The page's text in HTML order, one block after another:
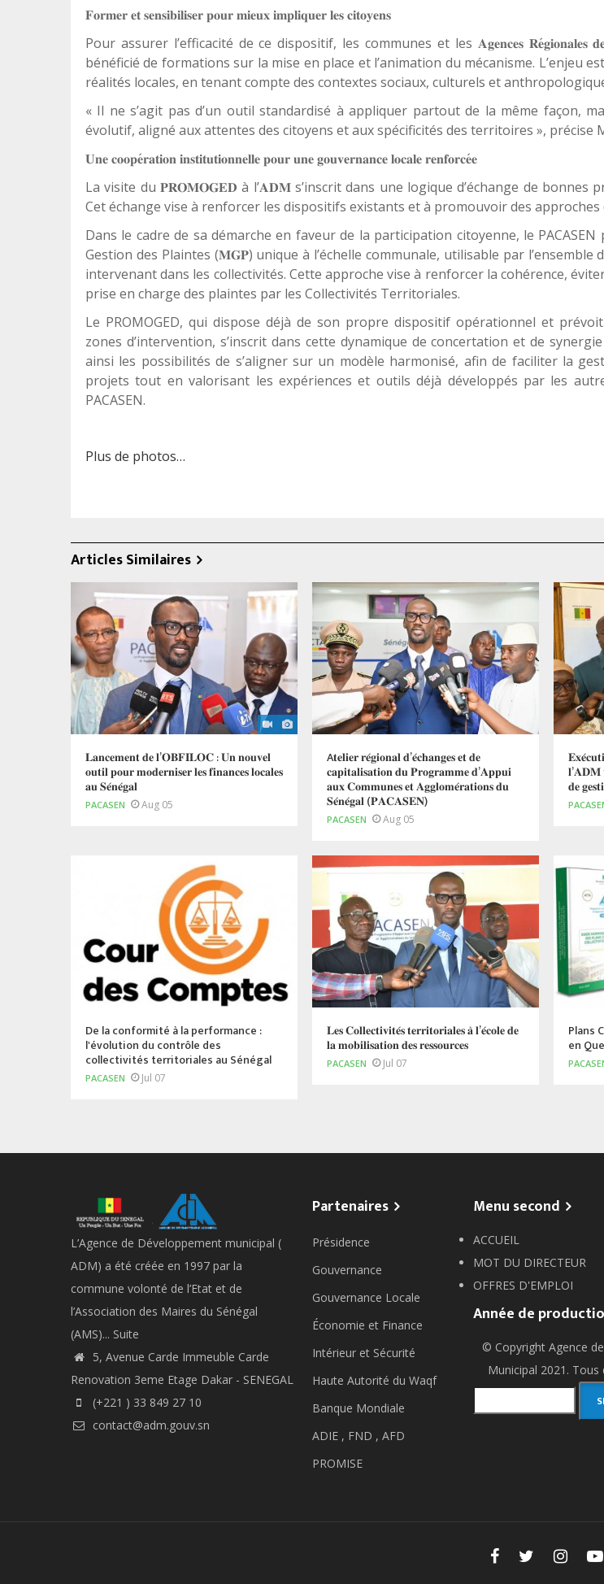
𝐅𝐨𝐫𝐦𝐞𝐫 𝐞𝐭 𝐬𝐞𝐧𝐬𝐢𝐛𝐢𝐥𝐢𝐬𝐞𝐫 𝐩𝐨𝐮𝐫 𝐦𝐢𝐞𝐮𝐱 𝐢𝐦𝐩𝐥𝐢𝐪𝐮𝐞𝐫 𝐥𝐞𝐬 𝐜𝐢𝐭𝐨𝐲𝐞𝐧𝐬
Pour assurer l’efficacité de ce dispositif, les communes et les 𝐀𝐠𝐞𝐧𝐜𝐞𝐬 𝐑𝐞𝐠𝐢𝐨𝐧𝐚𝐥𝐞𝐬
bénéficié de formations sur la mise en place et l’animation du mécanisme. L’enjeu
réalités locales, en tenant compte des contextes sociaux, culturels et
« Il ne s’agit pas d’un outil standardisé à appliquer partout de la même façon,
évolutif, aligné aux attentes des citoyens et aux spécificités des territoires », précise
𝐔𝐧𝐞 𝐜𝐨𝐨𝐩𝐞𝐫𝐚𝐭𝐢𝐨𝐧 𝐢𝐧𝐬𝐭𝐢𝐭𝐮𝐭𝐢𝐨𝐧𝐧𝐞𝐥𝐥𝐞 𝐩𝐨𝐮𝐫 𝐮𝐧𝐞 𝐠𝐨𝐮𝐯𝐞𝐫𝐧𝐚𝐧𝐜𝐞 𝐥𝐨𝐜𝐚𝐥𝐞 𝐫𝐞𝐧𝐟𝐨𝐫𝐜𝐞𝐞
La visite du 𝐏𝐑𝐎𝐌𝐎𝐆𝐄𝐃 à l’𝐀𝐃𝐌s’inscrit dans une logique d’échange de bonnes
Cet échange vise à renforcer les dispositifs existants et à promouvoir des approches
Dans le cadre de sa démarche en faveur de la participation citoyenne, le
Gestion des Plaintes (𝐌𝐆𝐏) unique à l’échelle communale, utilisable par
intervenant dans les collectivités. Cette approche vise à renforcer la cohérence,
prise en charge des plaintes par les Collectivités Territoriales.
Le PROMOGED, qui dispose déjà de son propre dispositif opérationnel et
zones d’intervention, s’inscrit dans cette dynamique de concertation et de
ainsi les possibilités de s’aligner sur un modèle harmonisé, afin de faciliter la
projets tout en valorisant les expériences et outils déjà développés par les
PACASEN.
Plus de photos…
Articles Similaires
𝐋𝐚𝐧𝐜𝐞𝐦𝐞𝐧𝐭 𝐝𝐞 𝐥’𝐎𝐁𝐅𝐈𝐋𝐎𝐂 : 𝐔𝐧 𝐧𝐨𝐮𝐯𝐞𝐥
𝐨𝐮𝐭𝐢𝐥 𝐩𝐨𝐮𝐫 𝐦𝐨𝐝𝐞𝐫𝐧𝐢𝐬𝐞𝐫 𝐥𝐞𝐬 𝐟𝐢𝐧𝐚𝐧𝐜𝐞𝐬 𝐥𝐨𝐜𝐚𝐥𝐞𝐬
𝐚𝐮 𝐒𝐞́𝐧𝐞́𝐠𝐚𝐥
PACASEN Aug 05
A𝐭𝐞𝐥𝐢𝐞𝐫 𝐫𝐞́𝐠𝐢𝐨𝐧𝐚𝐥 𝐝’𝐞́𝐜𝐡𝐚𝐧𝐠𝐞𝐬 𝐞𝐭 𝐝𝐞
𝐜𝐚𝐩𝐢𝐭𝐚𝐥𝐢𝐬𝐚𝐭𝐢𝐨𝐧 𝐝𝐮 𝐏𝐫𝐨𝐠𝐫𝐚𝐦𝐦𝐞 𝐝’𝐀𝐩𝐩𝐮𝐢
𝐚𝐮𝐱 𝐂𝐨𝐦𝐦𝐮𝐧𝐞𝐬 𝐞𝐭 𝐀𝐠𝐠𝐥𝐨𝐦𝐞́𝐫𝐚𝐭𝐢𝐨𝐧𝐬 𝐝𝐮
𝐒𝐞́𝐧𝐞́𝐠𝐚𝐥 (𝐏𝐀𝐂𝐀𝐒𝐄𝐍)
PACASEN Aug 05
𝐥’𝐀𝐃𝐌
𝐝𝐞
De la conformité à la performance :
l'évolution du contrôle des
collectivités territoriales au Sénégal
PACASEN Jul 07
𝐋𝐞𝐬 𝐂𝐨𝐥𝐥𝐞𝐜𝐭𝐢𝐯𝐢𝐭𝐞́𝐬 𝐭𝐞𝐫𝐫𝐢𝐭𝐨𝐫𝐢𝐚𝐥𝐞𝐬 𝐚̀ 𝐥’𝐞́𝐜𝐨𝐥𝐞 𝐝𝐞
𝐥𝐚 𝐦𝐨𝐛𝐢𝐥𝐢𝐬𝐚𝐭𝐢𝐨𝐧 𝐝𝐞𝐬 𝐫𝐞𝐬𝐬𝐨𝐮𝐫𝐜𝐞𝐬
PACASEN Jul 07
Plans
en
L’Agence de Développement municipal (
ADM) a été créée en 1997 par la
commune volonté de l’Etat et de
l’Association des Maires du Sénégal
(AMS)... Suite
5, Avenue Carde Immeuble Carde
Renovation 3eme Etage Dakar - SENEGAL
(+221 ) 33 849 27 10
contact@adm.gouv.sn
Partenaires
Présidence
Gouvernance
Gouvernance Locale
Économie et Finance
Intérieur et Sécurité
Haute Autorité du Waqf
Banque Mondiale
ADIE , FND , AFD
PROMISE
Menu second
ACCUEIL
MOT DU DIRECTEUR
OFFRES D'EMPLOI
Année de
© Copyright Agence
Municipal 2021. Tous